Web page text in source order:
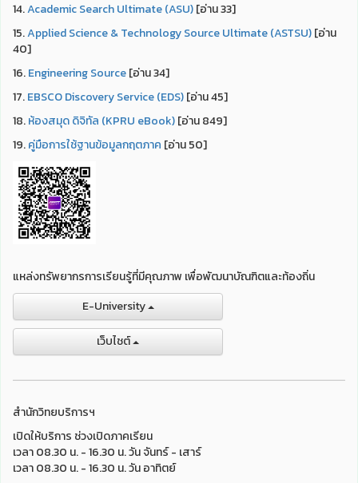
14.Academic Search Ultimate (ASU)[อ่าน 33]
15.Applied Science & Technology Source Ultimate (ASTSU)[อ่าน
40]
16.Engineering Source[อ่าน 34]
17.EBSCO Discovery Service (EDS)[อ่าน 45]
18.ห้องสมุด ดิจิทัล (KPRU eBook)[อ่าน 849]
19.คู่มือการใช้ฐานข้อมูลกฤตภาค [อ่าน 50]
แหล่งทรัพยากรการเรียนรู้ที่มีคุณภาพ เพื่อพัฒนาบัณฑิตและท้องถิ่น
E-University
เว็บไชต์
สำนักวิทยบริการฯ
เปิดให้บริการ ช่วงเปิดภาคเรียน
เวลา 08.30 น. - 16.30 น. วัน จันทร์ - เสาร์
เวลา 08.30 น. - 16.30 น. วัน อาทิตย์